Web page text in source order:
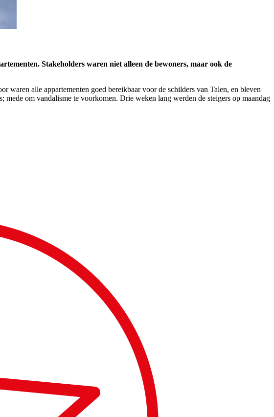
Stakeholders waren niet alleen de bewoners, maar ook de
waren alle appartementen goed bereikbaar voor de schilders van Talen, en bleven
om vandalisme te voorkomen. Drie weken lang werden de steigers op maandag